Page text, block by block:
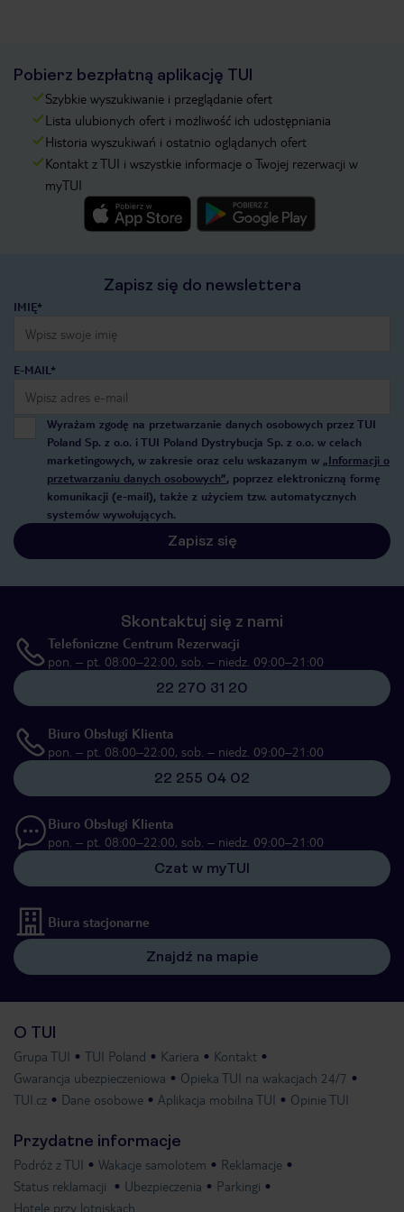
Pobierz bezpłatną aplikację TUI
Szybkie wyszukiwanie i przeglądanie ofert
Lista ulubionych ofert i możliwość ich udostępniania
Historia wyszukiwań i ostatnio oglądanych ofert
Kontakt z TUI i wszystkie informacje o Twojej rezerwacji w
myTUI
Zapisz się do newslettera
IMIĘ*
E-MAIL*
Wyrażam zgodę na przetwarzanie danych osobowych przez TUI
Poland Sp. z o.o. i TUI Poland Dystrybucja Sp. z o.o. w celach
marketingowych, w zakresie oraz celu wskazanym w „Informacji o
przetwarzaniu danych osobowych”, poprzez elektroniczną formę
komunikacji (e-mail), także z użyciem tzw. automatycznych
systemów wywołujących.
Zapisz się
Skontaktuj się z nami
Telefoniczne Centrum Rezerwacji
pon. – pt. 08:00–22:00, sob. – niedz. 09:00–21:00
22 270 31 20
Biuro Obsługi Klienta
pon. – pt. 08:00–22:00, sob. – niedz. 09:00–21:00
22 255 04 02
Biuro Obsługi Klienta
pon. – pt. 08:00–22:00, sob. – niedz. 09:00–21:00
Czat w myTUI
Biura stacjonarne
Znajdź na mapie
O TUI
Grupa TUI TUI Poland Kariera
Kontakt
Gwarancja ubezpieczeniowa
Opieka TUI na wakacjach 24/7
TUI.cz
Dane osobowe Aplikacja mobilna TUI Opinie TUI
Przydatne informacje
Podróż z TUI Wakacje samolotem
Reklamacje
Status reklamacji
Ubezpieczenia
Parkingi
Hotele przy lotniskach